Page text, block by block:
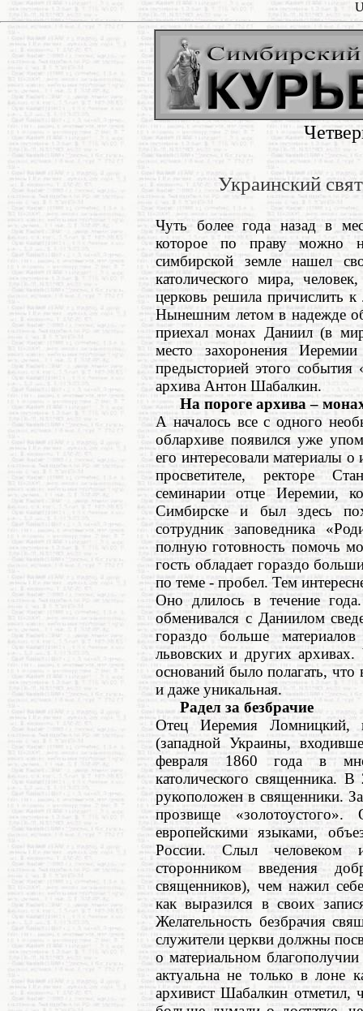
Украинский
Чуть более года назад в
которое по праву можно
симбирской земле нашел
католического мира,
церковь решила причислить
Нынешним летом в надежде
приехал монах Даниил (в
место захоронения
предысторией этого события
архива Антон Шабалкин.
На пороге архива –
А началось все с одного
облархиве появился уже
его интересовали материалы
просветителе, ректоре
семинарии отце Иеремии,
Симбирске и был здесь
сотрудник заповедника
полную готовность помочь
гость обладает гораздо
по теме - пробел. Тем
Оно длилось в течение
обменивался с Даниилом
гораздо больше
львовских и других
оснований было полагать, что
и даже уникальная.
Радел за безбрачие
Отец Иеремия Ломницкий,
(западной Украины,
февраля 1860 года в
католического священника.
рукоположен в священники.
прозвище
европейскими языками,
России. Слыл
сторонником введения
священников), чем нажил
как выразился в своих
Желательность безбрачия
служители церкви должны
о материальном
актуальна не только в лоне
архивист Шабалкин отметил,